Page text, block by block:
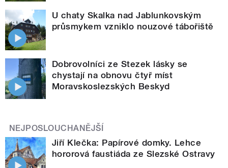
U chaty Skalka nad Jablunkovským
průsmykem vzniklo nouzové tábořiště
Dobrovolníci ze Stezek lásky se
chystají na obnovu čtyř míst
Moravskoslezských Beskyd
NEJPOSLOUCHANĚJŠÍ
Jiří Klečka: Papírové domky. Lehce
hororová faustiáda ze Slezské Ostravy